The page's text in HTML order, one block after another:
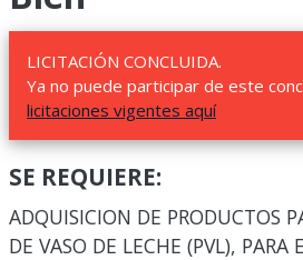
LICITACIÓN CONCLUIDA.
Ya no puede participar de este
licitaciones vigentes aquí
SE REQUIERE:
ADQUISICION DE PRODUCTOS
DE VASO DE LECHE (PVL),